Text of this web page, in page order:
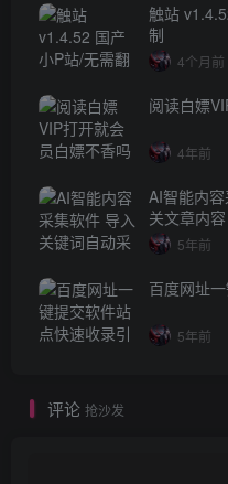
触站
制
4个月前
阅读白嫖
4年前
AI智能内
关文章内容
5年前
百度网址
5年前
评论 抢沙发